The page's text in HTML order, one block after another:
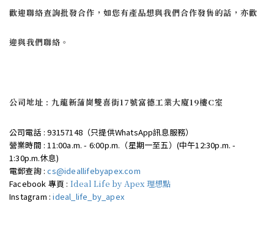
歡迎聯絡查詢批發合作，如您有產品想與我們合作發售的話，亦歡
迎與我們聯絡。
公司地址 : 九龍新蒲崗雙喜街17號富德工業大廈19樓C室
公司電話 : 93157148（只提供WhatsApp訊息服務）
營業時間 : 11:00a.m. - 6:00p.m.（星期一至五）(中午12:30p.m. -
1:30p.m.休息)
電郵查詢 :cs@ideallifebyapex.com
Facebook 專頁 : Ideal Life by Apex 理想點
Instagram :ideal_life_by_apex